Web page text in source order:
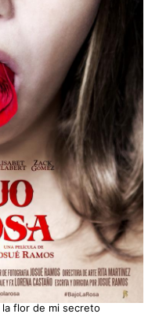
la flor de mi secreto